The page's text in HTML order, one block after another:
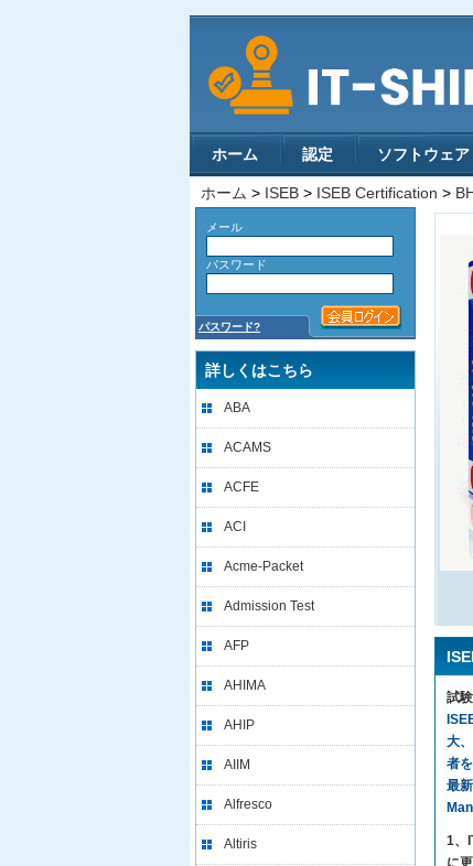
ホーム 認定 ソフトウェア
ホーム > ISEB > ISEB Certification >
メール
パスワード
パスワード?
詳しくはこちら
ABA
ACAMS
ACFE
ACI
Acme-Packet
Admission Test
AFP
AHIMA
AHIP
AIIM
Alfresco
Altiris
試
大
者
最
1、
に